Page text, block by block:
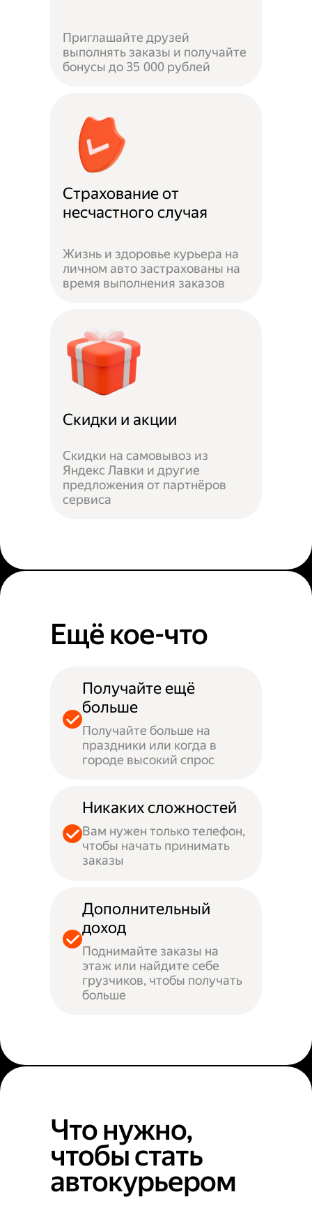
Приглашайте друзей
выполнять заказы и получайте
бонусы до 35 000 рублей
Страхование от
несчастного случая
Жизнь и здоровье курьера на
личном авто застрахованы на
время выполнения заказов
Скидки и акции
Скидки на самовывоз из
Яндекс Лавки и другие
предложения от партнёров
сервиса
Ещё кое-что
Получайте ещё
больше
Получайте больше на
праздники или когда в
городе высокий спрос
Никаких сложностей
Вам нужен только телефон,
чтобы начать принимать
заказы
Дополнительный
доход
Поднимайте заказы на
этаж или найдите себе
грузчиков, чтобы получать
больше
Что нужно,
чтобы стать
автокурьером